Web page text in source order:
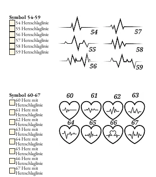
Symbol 54-59
54 Herzschlaglinie
55 Herzschlaglinie
56 Herzschlaglinie
57 Herzschlaglinie
58 Herzschlaglinie
59 Herzschlaglinie
Symbol 60-67
60 Herz mit
Herzschlaglinie
61 Herz mit
Herzschlaglinie
62 Herz mit
Herzschlaglinie
63 Herz mit
Herzschlaglinie
64 Herz mit
Herzschlaglinie
65 Herz mit
Herzschlaglinie
66 Herz mit
Herzschlaglinie
67 Herz mit
Herzschlaglinie